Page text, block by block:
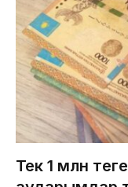
Тек 1 млн